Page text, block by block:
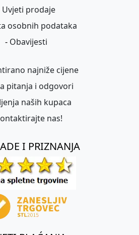
Uvjeti prodaje
osobnih podataka
- Obavijesti
najniže cijene
pitanja i odgovori
naših kupaca
nas!
I PRIZNANJA